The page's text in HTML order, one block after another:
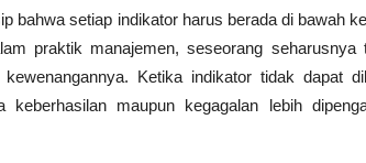
bahwa setiap indikator harus berada di bawah
praktik manajemen, seseorang seharusnya
Ketika indikator tidak dapat
maupun kegagalan lebih